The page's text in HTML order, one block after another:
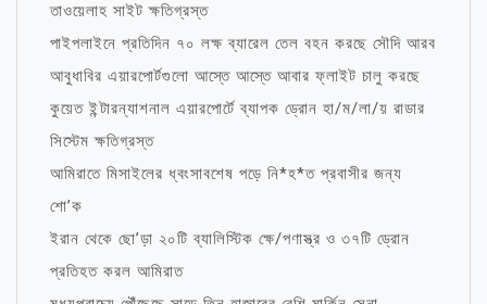
তাওয়েলাহ সাইট ক্ষতিগ্রস্ত
পাইপলাইনে প্রতিদিন ৭০ লক্ষ ব্যারেল তেল বহন করছে সৌদি আরব
আবুধাবির এয়ারপোর্টগুলো আস্তে আস্তে আবার ফ্লাইট চালু করছে
কুয়েত ইন্টারন্যাশনাল এয়ারপোর্টে ব্যাপক ড্রোন হা/ম/লা/য় রাডার
সিস্টেম ক্ষতিগ্রস্ত
আমিরাতে মিসাইলের ধ্বংসাবশেষ পড়ে নি*হ*ত প্রবাসীর জন্য
শো’ক
ইরান থেকে ছো’ড়া ২০টি ব্যালিস্টিক ক্ষে/পণাস্ত্র ও ৩৭টি ড্রোন
প্রতিহত করল আমিরাত